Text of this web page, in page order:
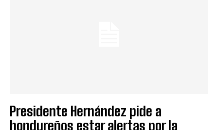
Presidente Hernández pide a
hondureños estar alertas por la